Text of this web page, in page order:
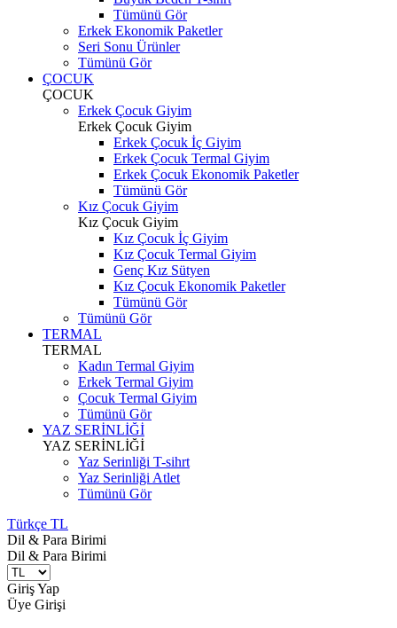
Tümünü Gör
Erkek Ekonomik Paketler
Seri Sonu Ürünler
Tümünü Gör
ÇOCUK
ÇOCUK
Erkek Çocuk Giyim
Erkek Çocuk Giyim
Erkek Çocuk İç Giyim
Erkek Çocuk Termal Giyim
Erkek Çocuk Ekonomik Paketler
Tümünü Gör
Kız Çocuk Giyim
Kız Çocuk Giyim
Kız Çocuk İç Giyim
Kız Çocuk Termal Giyim
Genç Kız Sütyen
Kız Çocuk Ekonomik Paketler
Tümünü Gör
Tümünü Gör
TERMAL
TERMAL
Kadın Termal Giyim
Erkek Termal Giyim
Çocuk Termal Giyim
Tümünü Gör
YAZ SERİNLİĞİ
YAZ SERİNLİĞİ
Yaz Serinliği T-sihrt
Yaz Serinliği Atlet
Tümünü Gör
Türkçe TL
Dil & Para Birimi
Dil & Para Birimi
Giriş Yap
Üye Girişi